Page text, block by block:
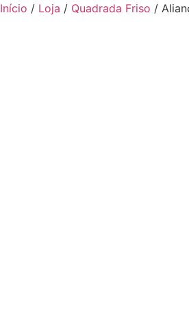
Ir
Início / Loja / Quadrada Friso /